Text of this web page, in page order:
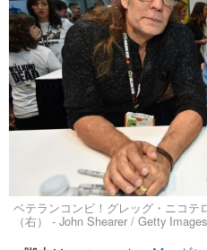
ベテランコンビ！グレッグ・ニコ
（右） - John Shearer / Getty